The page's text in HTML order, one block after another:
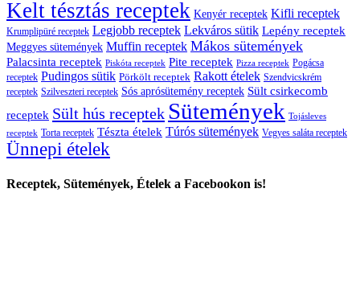
Kelt tésztás receptek Kenyér receptek Kifli receptek
Krumplipüré receptek Legjobb receptek Lekváros sütik Lepény receptek
Meggyes sütemények Muffin receptek Mákos sütemények
Palacsinta receptek Piskóta receptek Pite receptek Pizza receptek Pogácsa
receptek Pudingos sütik Pörkölt receptek Rakott ételek Szendvicskrém
receptek Szilveszteri receptek Sós aprósütemény receptek Sült csirkecomb
receptek Sült hús receptek Sütemények Tojásleves
receptek Torta receptek Tészta ételek Túrós sütemények Vegyes saláta receptek
Ünnepi ételek
Receptek, Sütemények, Ételek a Facebookon is!